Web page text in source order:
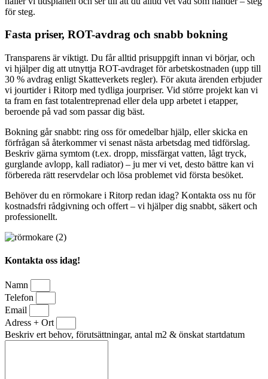
för steg.
Fasta priser, ROT-avdrag och snabb bokning
Transparens är viktigt. Du får alltid prisuppgift innan vi börjar, och
vi hjälper dig att utnyttja ROT-avdraget för arbetskostnaden (upp till
30 % avdrag enligt Skatteverkets regler). För akuta ärenden erbjuder
vi jourtider i Ritorp med tydliga jourpriser. Vid större projekt kan vi
ta fram en fast totalentreprenad eller dela upp arbetet i etapper,
beroende på vad som passar dig bäst.
Bokning går snabbt: ring oss för omedelbar hjälp, eller skicka en
förfrågan så återkommer vi senast nästa arbetsdag med tidförslag.
Beskriv gärna symtom (t.ex. dropp, missfärgat vatten, lågt tryck,
gurglande avlopp, kall radiator) – ju mer vi vet, desto bättre kan vi
förbereda rätt reservdelar och lösa problemet vid första besöket.
Behöver du en rörmokare i Ritorp redan idag? Kontakta oss nu för
kostnadsfri rådgivning och offert – vi hjälper dig snabbt, säkert och
professionellt.
Kontakta oss idag!
Namn
Telefon
Email
Adress + Ort
Beskriv ert behov, förutsättningar, antal m2 & önskat startdatum